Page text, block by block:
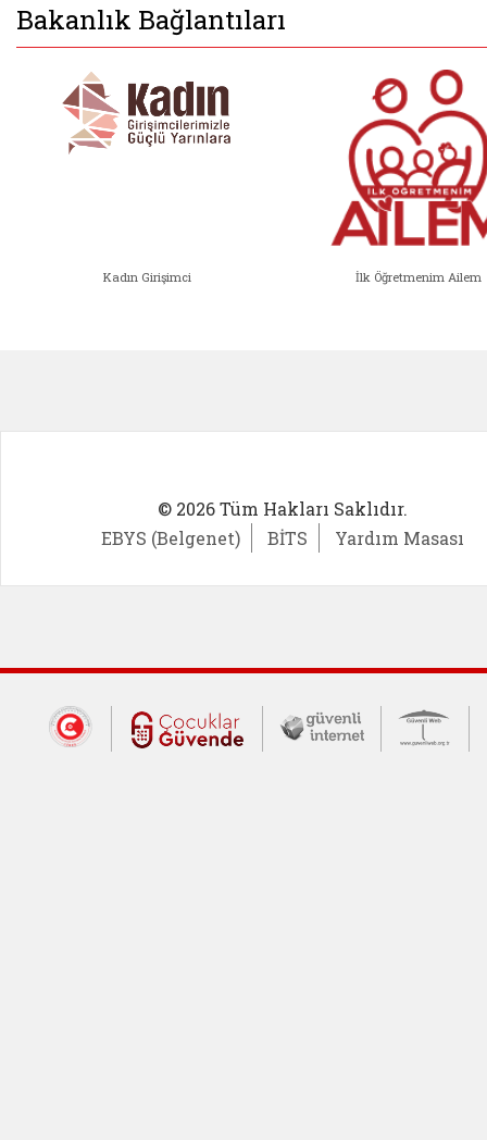
Bakanlık Bağlantıları
Kadın Girişimci İlk Öğretmenim Ailem
© 2026 Tüm Hakları Saklıdır.
EBYS (Belgenet)
BİTS Yardım Masası
Dış Bağlantılar
Cumhurbaşkanlığı İletişim Merkezi
Çocuklar Güvende (yeni
Güvenli